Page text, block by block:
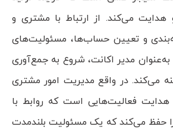
می‌کند. از ارتباط با مشتری و
و تعیین حساب‌ها، مسئولیت‌های
به‌عنوان مدیر اکانت، شروع به جمع‌آوری
می‌کند. در واقع مدیریت امور مشتری
هدایت فعالیت‌هایی است که روابط با
حفظ می‌کند که یک مسئولیت بلندمدت